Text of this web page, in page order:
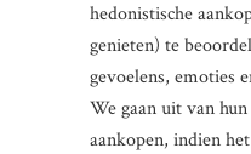
hedonistische
genieten) te
gevoelens, emoties
We gaan uit van
aankopen, indien